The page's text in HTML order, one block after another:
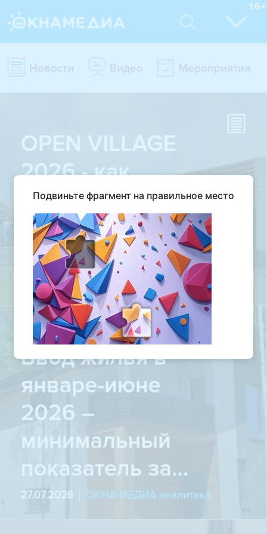
Подвиньте фрагмент на правильное место